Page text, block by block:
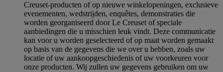
Creuset-producten of op nieuwe winkelopeningen, exclusieve
evenementen, wedstrijden, enquêtes, demonstraties die
worden georganiseerd door Le Creuset of speciale
aanbiedingen die u misschien leuk vindt. Deze communicatie
kan voor u worden geselecteerd of op maat worden gemaakt
op basis van de gegevens die we over u hebben, zoals uw
locatie of uw aankoopgeschiedenis of uw voorkeuren voor
onze producten. Wij zullen uw gegevens gebruiken om uw